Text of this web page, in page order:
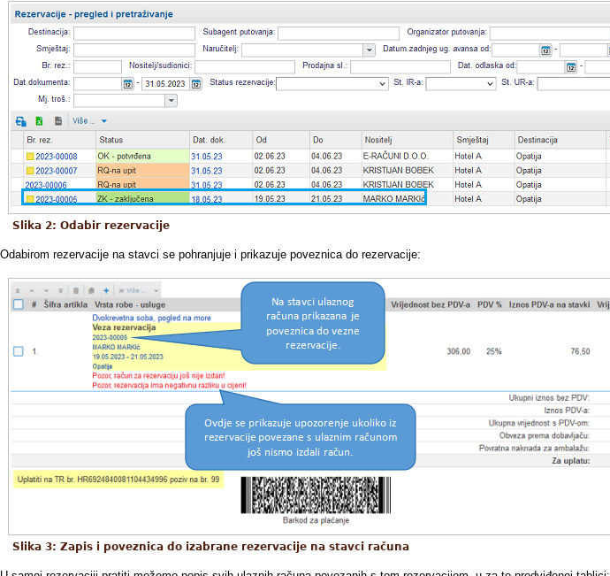
Slika 2: Odabir rezervacije
Odabirom rezervacije na stavci se pohranjuje i prikazuje poveznica do rezervacije:
Slika 3: Zapis i poveznica do izabrane rezervacije na stavci računa